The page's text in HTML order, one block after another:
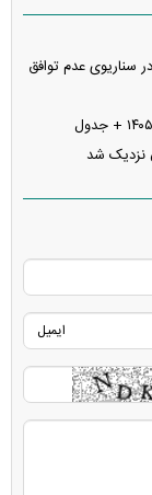
سناریوی عدم توافق